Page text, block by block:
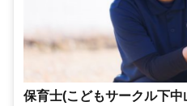
保育士(こどもサークル下中